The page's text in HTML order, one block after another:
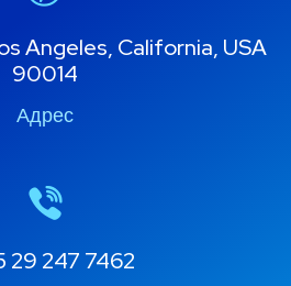
Angeles, California, USA
90014
Адрес
29 247 7462